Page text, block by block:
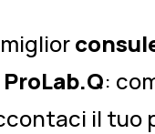
:
il tuo